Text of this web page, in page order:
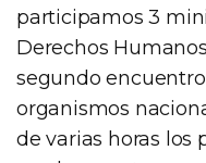
participamos 3
Derechos
segundo
organismos
de varias horas los